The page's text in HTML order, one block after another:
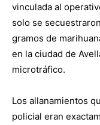
vinculada al
solo se
gramos de
en la ciudad de
microtráfico.
Los allanamientos
policial eran